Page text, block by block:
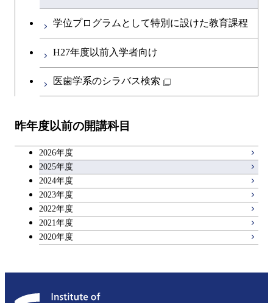
英語科目
第二外国語科目
アントレプレナーシップ科目
学位プログラムとして特別に設けた教育課程
H27年度以前入学者向け
医歯学系のシラバス検索
昨年度以前の開講科目
2026年度
2025年度
2024年度
2023年度
2022年度
2021年度
2020年度